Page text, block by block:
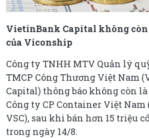
VietinBank Capital không còn
của Viconship
Công ty TNHH MTV Quản lý
TMCP Công Thương Việt Nam
Capital) thông báo không còn
Công ty CP Container Việt
VSC), sau khi bán hơn 15 triệu
trong ngày 14/8.